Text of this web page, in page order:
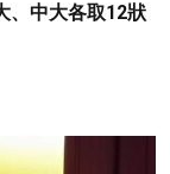
、中大各取12狀